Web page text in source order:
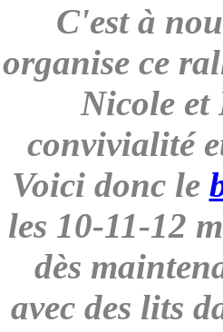
C'est à
organise ce
Nicole et
convivialité
Voici donc le
les 10-11-12
dès
avec des lits